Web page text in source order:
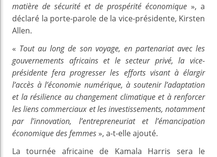
matière de sécurité et de prospérité économique», a
déclaré la porte-parole de la vice-présidente, Kirsten
Allen.
« Tout au long de son voyage, en partenariat avec les
gouvernements africains et le secteur privé, la vice-
présidente fera progresser les efforts visant à élargir
l’accès à l’économie numérique, à soutenir l’adaptation
et la résilience au changement climatique et à renforcer
les liens commerciaux et les investissements, notamment
par l’innovation, l’entrepreneuriat et l’émancipation
économique des femmes », a-t-elle ajouté.
La tournée africaine de Kamala Harris sera le